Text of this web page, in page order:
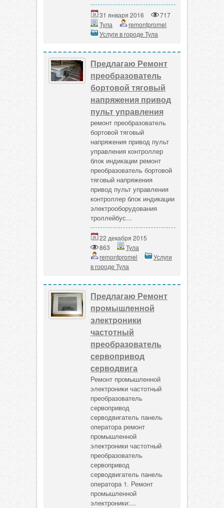
31 января 2016
717
Тула
remontpromel
Услуги в городе Тула
Предлагаю Ремонт
преобразователь
бортовой тяговый
напряжения привод
пульт управления
ремонт преобразователь
бортовой тяговый
напряжения привод пульт
управления контроллер
блок индикации ремонт
преобразователь бортовой
тяговый напряжения
привод пульт управления
контроллер блок индикации
электрооборудования
троллейбус...
22 декабря 2015
863
Тула
remontpromel
Услуги
в городе Тула
Предлагаю Ремонт
промышленной
электроники
частотный
преобразователь
сервопривод
серводвига
Ремонт промышленной
электроники частотный
преобразователь
сервопривод
серводвигатель панель
оператора ремонт
промышленной
электроники частотный
преобразователь
сервопривод
серводвигатель панель
оператора 1. Ремонт
промышленной
электроники:...